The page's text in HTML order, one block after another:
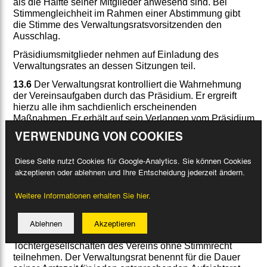
Stimmengleichheit im Rahmen einer Abstimmung gibt
die Stimme des Verwaltungsratsvorsitzenden den
Ausschlag.
Präsidiumsmitglieder nehmen auf Einladung des
Verwaltungsrates an dessen Sitzungen teil.
13.6 Der Verwaltungsrat kontrolliert die Wahrnehmung
der Vereinsaufgaben durch das Präsidium. Er ergreift
hierzu alle ihm sachdienlich erscheinenden
Maßnahmen. Er erhält auf sein Verlangen vom Präsidium
Auskunft über einzelne Vorgänge sowie Bericht über die
finanzielle Lage des Vereins. Er kann Bücher sowie
13.7Der Verwaltungsrat kann aus seinen Reihen je
Diese beraten die Abteilungen auf Anforderung des
13.8Ein Mitglied des Verwaltungsrates bzw. dessen
Stellvertreter kann an Sitzungen des Aufsichtsrates von
Tochtergesellschaften des Vereins ohne Stimmrecht
teilnehmen. Der Verwaltungsrat benennt für die Dauer
VERWENDUNG VON COOKIES
Diese Seite nutzt Cookies für Google-Analytics. Sie können Cookies
akzeptieren oder ablehnen und Ihre Entscheidung jederzeit ändern.
Weitere Informationen erhalten Sie hier.
Ablehnen Akzeptieren